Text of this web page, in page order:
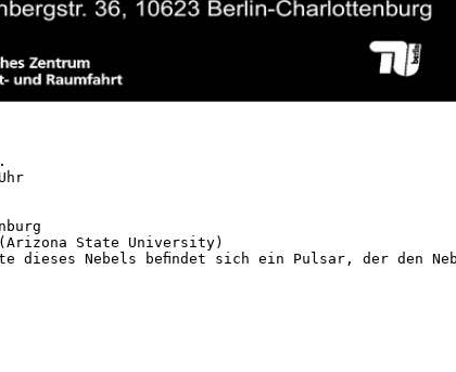
State University)
Nebels beﬁndet sich ein Pulsar, der den